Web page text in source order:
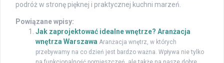
podróż w stronę pięknej i praktycznej kuchni marzeń.
Powiązane wpisy:
Jak zaprojektować idealne wnętrze? Aranżacja
wnętrza Warszawa Aranżacja wnętrz, w których
przebywamy na co dzień jest bardzo ważna. Wpływa nie tylko